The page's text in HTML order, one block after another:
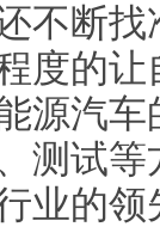
不断
度的
源汽
测试
业的领